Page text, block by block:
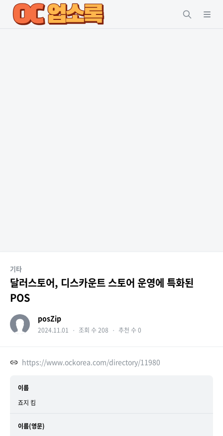
기타
달러스토어, 디스카운트 스토어 운영에 특화된
POS
posZip
2024.11.01 ・ 조회 수 208 ・ 추천 수 0
https://www.ockorea.com/directory/11980
이름
죠지 킴
이름(영문)